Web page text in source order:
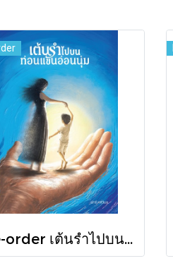
Pre-order เต้นรำไปบนท่อนแขนอ่อนนุ่ม / นทธี ศศิวิมล / Pandora Press